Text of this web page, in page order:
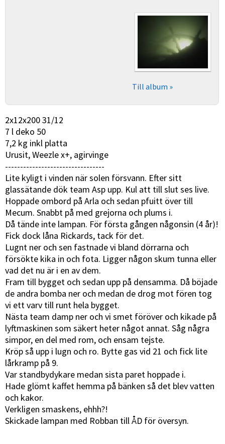
Till album »
2x12x200 31/12
7 l deko 50
7,2 kg inkl platta
Urusit, Weezle x+, agirvinge
---------------------------------
Lite kyligt i vinden när solen försvann. Efter sitt
glassätande dök team Asp upp. Kul att till slut ses live.
Hoppade ombord på Arla och sedan pfuitt över till
Mecum. Snabbt på med grejorna och plums i.
Då tände inte lampan. För första gången någonsin (4 år)!
Fick dock låna Rickards, tack för det.
Lugnt ner och sen fastnade vi bland dörrarna och
försökte kika in och fota. Ligger någon skum tunna eller
vad det nu är i en av dem.
Fram till bygget och sedan upp på densamma. Då böjade
de andra bomba ner och medan de drog mot fören tog
vi ett varv till runt hela bygget.
Nästa team damp ner och vi smet föröver och kikade på
lyftmaskinen som säkert heter något annat. Såg några
simpor, en del med rom, och ensam tejste.
Kröp så upp i lugn och ro. Bytte gas vid 21 och fick lite
lårkramp på 9.
Var standbydykare medan sista paret hoppade i.
Hade glömt kaffet hemma på bänken så det blev vatten
och kakor.
Verkligen smaskens, ehhh?!
Skickade lampan med Robban till ÅD för översyn.